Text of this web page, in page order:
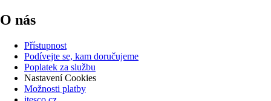
O nás
Přístupnost
Podívejte se, kam doručujeme
Poplatek za službu
Nastavení Cookies
Možnosti platby